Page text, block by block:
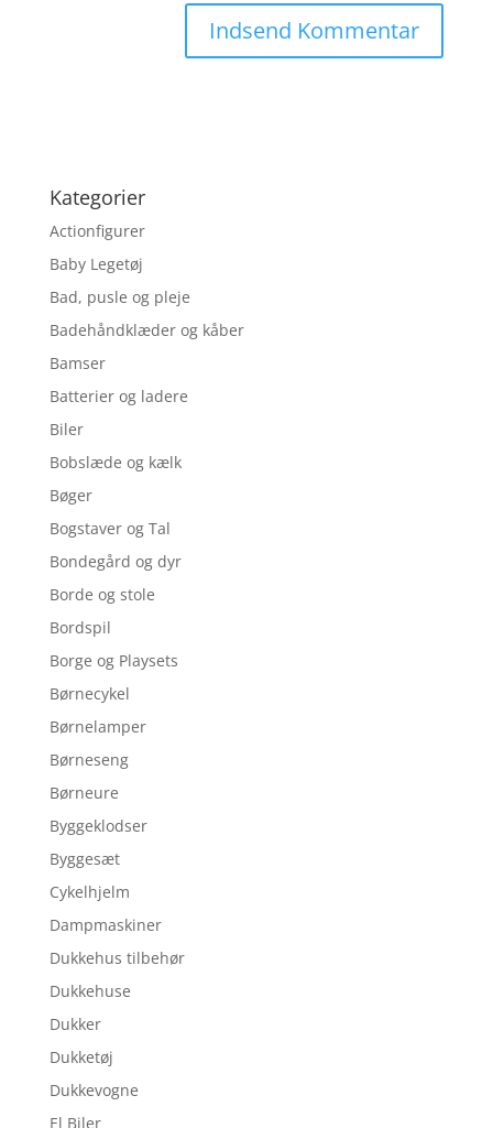
Kategorier
Actionfigurer
Baby Legetøj
Bad, pusle og pleje
Badehåndklæder og kåber
Bamser
Batterier og ladere
Biler
Bobslæde og kælk
Bøger
Bogstaver og Tal
Bondegård og dyr
Borde og stole
Bordspil
Borge og Playsets
Børnecykel
Børnelamper
Børneseng
Børneure
Byggeklodser
Byggesæt
Cykelhjelm
Dampmaskiner
Dukkehus tilbehør
Dukkehuse
Dukker
Dukketøj
Dukkevogne
El Biler